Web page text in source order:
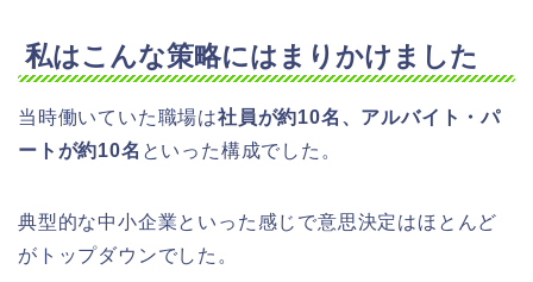
私はこんな策略にはまりかけました
当時働いていた職場は社員が約10名、アルバイト・パ
ートが約10名 といった構成でした。
典型的な中小企業といった感じで意思決定はほとんど
がトップダウンでした。